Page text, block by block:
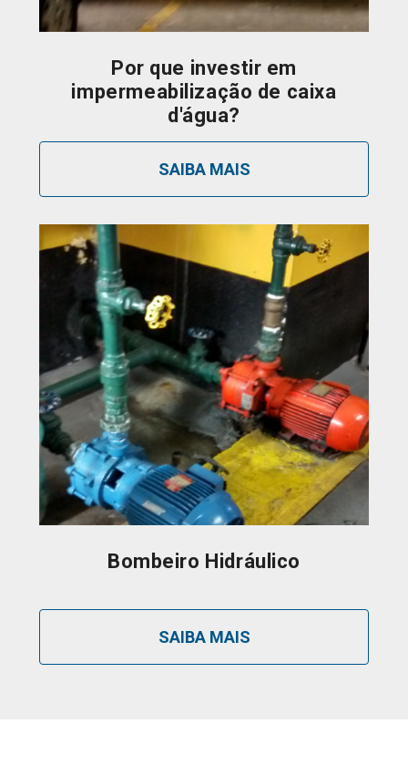
Por que investir em
impermeabilização de caixa
d'água?
SAIBA MAIS
Bombeiro Hidráulico
SAIBA MAIS